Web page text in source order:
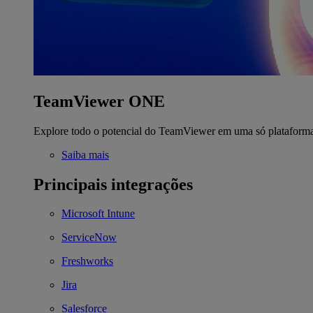
TeamViewer ONE
Explore todo o potencial do TeamViewer em uma só
Saiba mais
Principais integrações
Microsoft Intune
ServiceNow
Freshworks
Jira
Salesforce